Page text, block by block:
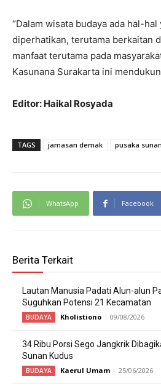
“Dalam wisata budaya ada hal-
diperhatikan, terutama berkaitan
manfaat terutama pada
Kasunana Surakarta ini
Editor: Haikal Rosyada
TAGS jamasan demak pusaka
WhatsApp Facebook
Berita Terkait
Lautan Manusia Padati Alun-alun
Suguhkan Potensi 21 Kecamatan
BUDAYA Kholistiono - 09/08/2026
34 Ribu Porsi Sego Jangkrik
Sunan Kudus
BUDAYA Kaerul Umam - 25/06/2026